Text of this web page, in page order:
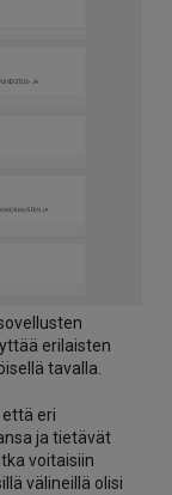
erilaisten
tavalla.
eri
ja tietävät
voitaisiin
välineillä olisi